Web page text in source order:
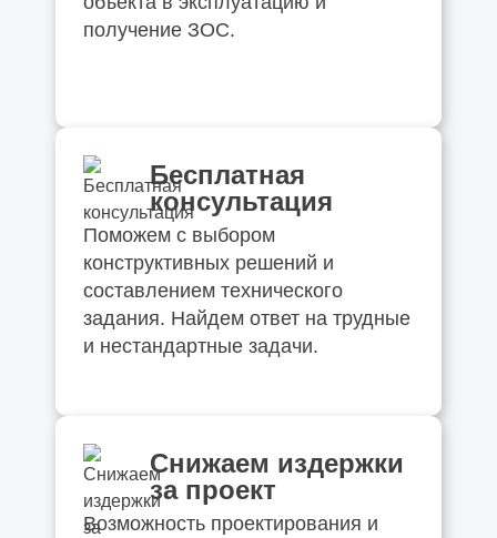
получение ЗОС.
Бесплатная
консультация
Поможем с выбором
конструктивных решений и
составлением технического
задания. Найдем ответ на трудные
и нестандартные задачи.
Снижаем издержки
за проект
Возможность проектирования и